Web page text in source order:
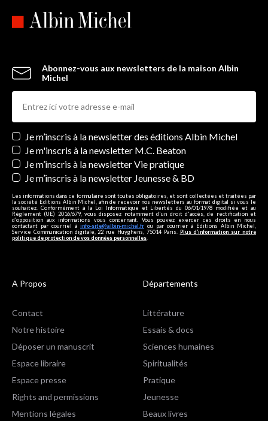
Abonnez-vous aux newsletters de la maison Albin
Michel
Newsletters
Je m’inscris à la newsletter des éditions Albin Michel
Je m'inscris à la newsletter M.C. Beaton
Je m’inscris à la newsletter Vie pratique
Je m’inscris à la newsletter Jeunesse & BD
Les informations dans ce formulaire sont toutes obligatoires, et sont collectées et traitées par
la société Editions Albin Michel, afin de recevoir nos newsletters au format digital si vous le
souhaitez. Conformément à la Loi Informatique et Libertés du 06/01/1978 modifiée et au
Règlement (UE) 2016/679, vous disposez notamment d'un droit d'accès, de rectification et
d’opposition aux informations vous concernant. Vous pouvez exercer ces droits en nous
contactant par courriel à info-site@albin-michel.fr ou par courrier à Editions Albin Michel,
Service Communication digitale, 22 rue Huyghens, 75014 Paris. Plus d’information sur notre
politique de protection de vos données personnelles
A Propos
Contact
Notre histoire
Déposer un manuscrit
Espace libraire
Espace presse
Rights and permissions
Mentions légales
Départements
Littérature
Essais & docs
Sciences humaines
Spiritualités
Pratique
Jeunesse
Beaux livres